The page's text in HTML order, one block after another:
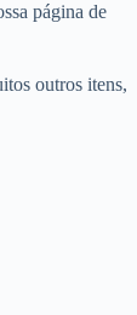
página de
outros itens,